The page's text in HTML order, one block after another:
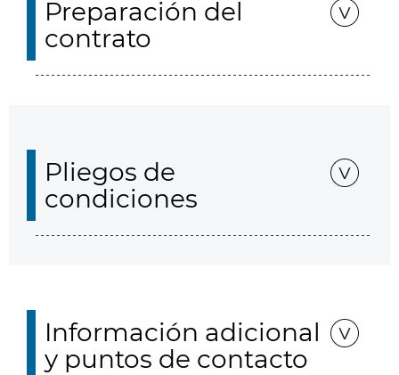
Preparación del
contrato
Pliegos de
condiciones
Información adicional
y puntos de contacto